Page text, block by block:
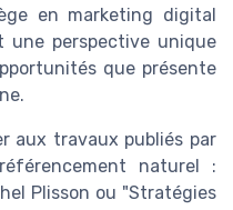
en marketing digital
une perspective unique
que présente
aux travaux publiés par
naturel :
Plisson ou "Stratégies